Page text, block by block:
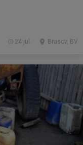
Brasov, BV
24 jul.